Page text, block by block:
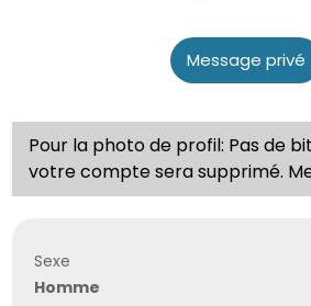
Message privé
Pour la photo de profil: Pas de
votre compte sera supprimé.
Sexe
Homme